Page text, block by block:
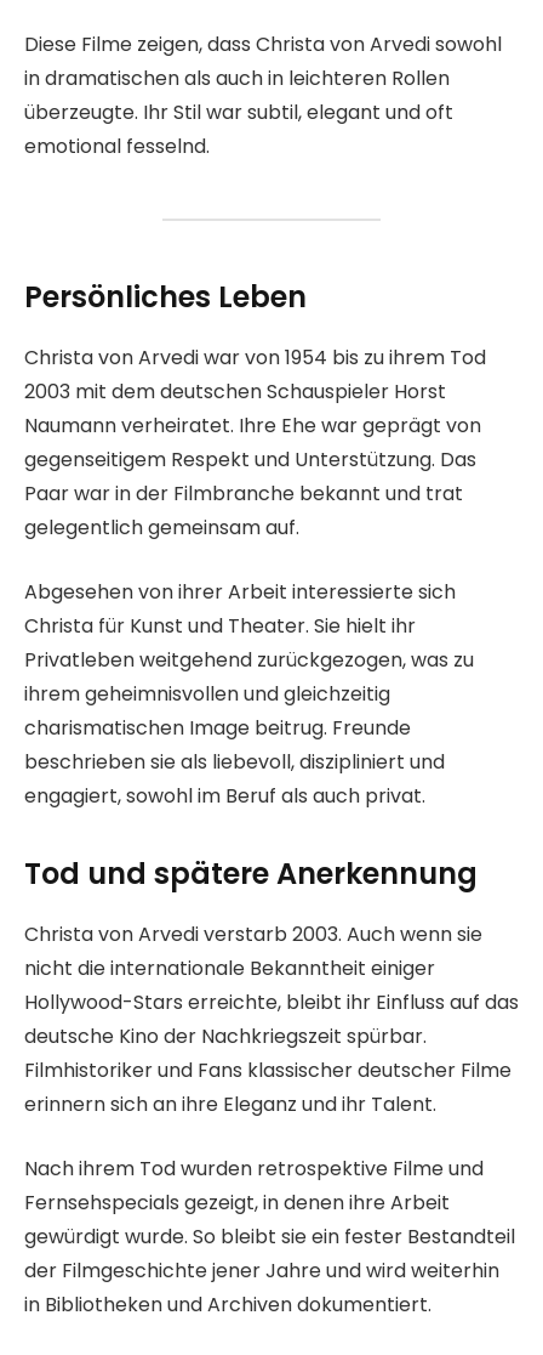
Diese Filme zeigen, dass Christa von Arvedi sowohl
in dramatischen als auch in leichteren Rollen
überzeugte. Ihr Stil war subtil, elegant und oft
emotional fesselnd.
Persönliches Leben
Christa von Arvedi war von 1954 bis zu ihrem Tod
2003 mit dem deutschen Schauspieler Horst
Naumann verheiratet. Ihre Ehe war geprägt von
gegenseitigem Respekt und Unterstützung. Das
Paar war in der Filmbranche bekannt und trat
gelegentlich gemeinsam auf.
Abgesehen von ihrer Arbeit interessierte sich
Christa für Kunst und Theater. Sie hielt ihr
Privatleben weitgehend zurückgezogen, was zu
ihrem geheimnisvollen und gleichzeitig
charismatischen Image beitrug. Freunde
beschrieben sie als liebevoll, diszipliniert und
engagiert, sowohl im Beruf als auch privat.
Tod und spätere Anerkennung
Christa von Arvedi verstarb 2003. Auch wenn sie
nicht die internationale Bekanntheit einiger
Hollywood-Stars erreichte, bleibt ihr Einfluss auf das
deutsche Kino der Nachkriegszeit spürbar.
Filmhistoriker und Fans klassischer deutscher Filme
erinnern sich an ihre Eleganz und ihr Talent.
Nach ihrem Tod wurden retrospektive Filme und
Fernsehspecials gezeigt, in denen ihre Arbeit
gewürdigt wurde. So bleibt sie ein fester Bestandteil
der Filmgeschichte jener Jahre und wird weiterhin
in Bibliotheken und Archiven dokumentiert.